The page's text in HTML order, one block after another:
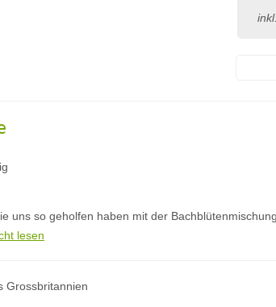
uns so geholfen haben mit der
lesen
Grossbritannien